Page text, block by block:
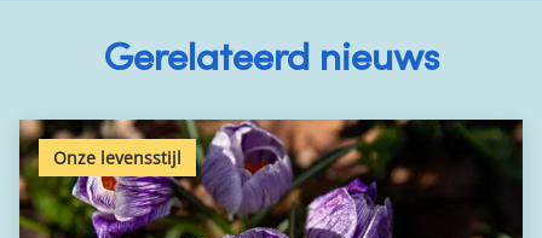
Gerelateerd nieuws
Onze levensstijl